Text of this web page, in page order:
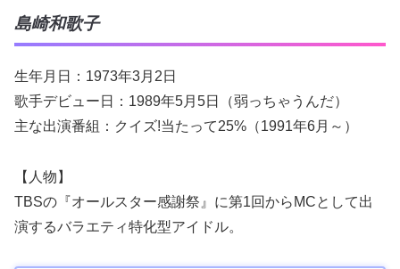
島崎和歌子
生年月日：1973年3月2日
歌手デビュー日：1989年5月5日（弱っちゃうんだ）
主な出演番組：クイズ!当たって25%（1991年6月～）
【人物】
TBSの『オールスター感謝祭』に第1回からMCとして出
演するバラエティ特化型アイドル。